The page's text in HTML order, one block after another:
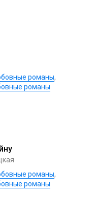
романы,
романы
романы,
романы